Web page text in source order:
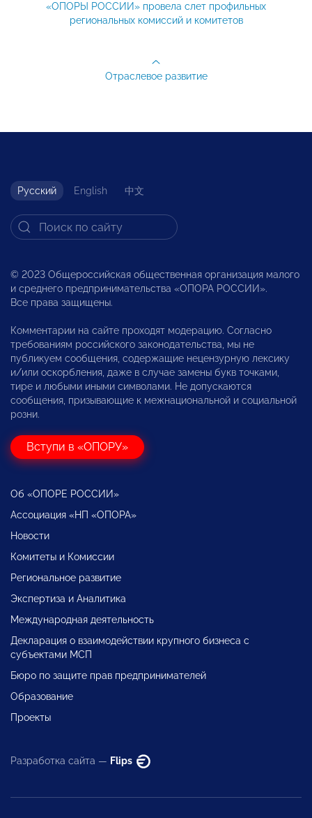
«ОПОРЫ РОССИИ» провела слет профильных
региональных комиссий и комитетов
Отраслевое развитие
Русский English 中文
© 2023 Общероссийская общественная организация малого
и среднего предпринимательства «ОПОРА РОССИИ».
Все права защищены.
Комментарии на сайте проходят модерацию. Согласно
требованиям российского законодательства, мы не
публикуем сообщения, содержащие нецензурную лексику
и/или оскорбления, даже в случае замены букв точками,
тире и любыми иными символами. Не допускаются
сообщения, призывающие к межнациональной и социальной
розни.
Вступи в «ОПОРУ»
Об «ОПОРЕ РОССИИ»
Ассоциация «НП «ОПОРА»
Новости
Комитеты и Комиссии
Региональное развитие
Экспертиза и Аналитика
Международная деятельность
Декларация о взаимодействии крупного бизнеса с
субъектами МСП
Бюро по защите прав предпринимателей
Образование
Проекты
Разработка сайта — Flips